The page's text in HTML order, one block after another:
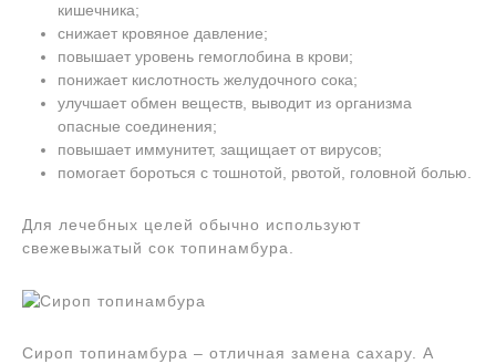
кишечника;
снижает кровяное давление;
повышает уровень гемоглобина в крови;
понижает кислотность желудочного сока;
улучшает обмен веществ, выводит из организма
опасные соединения;
повышает иммунитет, защищает от вирусов;
помогает бороться с тошнотой, рвотой, головной болью.
Для лечебных целей обычно используют
свежевыжатый сок топинамбура.
Сироп топинамбура – отличная замена сахару. А